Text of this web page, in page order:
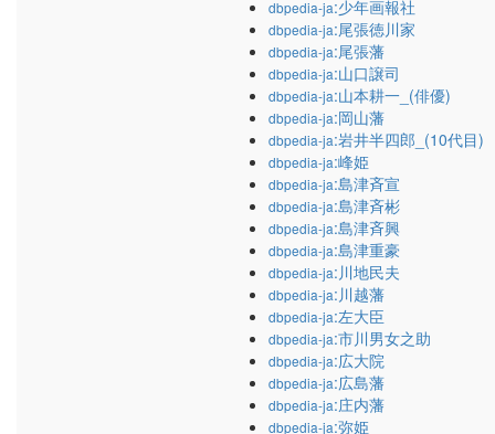
dbpedia-ja:少年画報社
dbpedia-ja:尾張徳川家
dbpedia-ja:尾張藩
dbpedia-ja:山口譲司
dbpedia-ja:山本耕一_(俳優)
dbpedia-ja:岡山藩
dbpedia-ja:岩井半四郎_(10代目)
dbpedia-ja:峰姫
dbpedia-ja:島津斉宣
dbpedia-ja:島津斉彬
dbpedia-ja:島津斉興
dbpedia-ja:島津重豪
dbpedia-ja:川地民夫
dbpedia-ja:川越藩
dbpedia-ja:左大臣
dbpedia-ja:市川男女之助
dbpedia-ja:広大院
dbpedia-ja:広島藩
dbpedia-ja:庄内藩
dbpedia-ja:弥姫